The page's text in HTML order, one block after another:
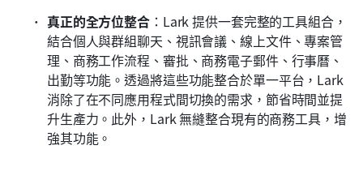
真正的全方位整合：Lark 提供一套完整的工具組合，
結合個人與群組聊天、視訊會議、線上文件、專案管
理、商務工作流程、審批、商務電子郵件、行事曆、
出勤等功能。透過將這些功能整合於單一平台，Lark
消除了在不同應用程式間切換的需求，節省時間並提
升生產力。此外，Lark 無縫整合現有的商務工具，增
強其功能。